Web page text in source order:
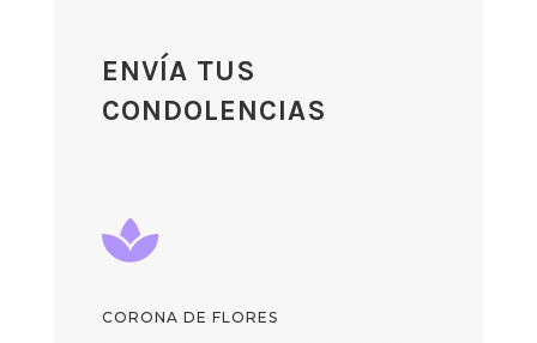
ENVÍA TUS
CONDOLENCIAS

CORONA DE FLORES